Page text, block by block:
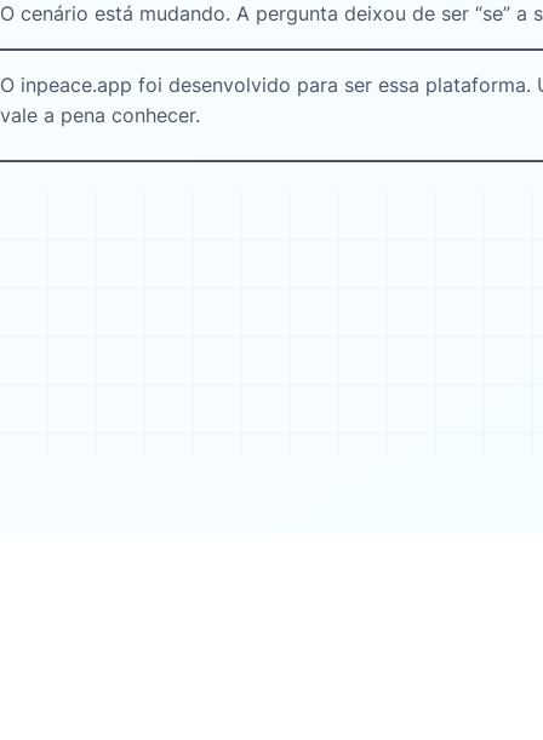
O cenário está mudando. A pergunta deixou de ser “se”
O inpeace.app foi desenvolvido para ser essa
vale a pena conhecer.